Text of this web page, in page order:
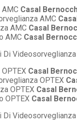
Casal
AMC
AMC Casal
AMC Casal
Casal
OPTEX
OPTEX Casal
OPTEX Casal